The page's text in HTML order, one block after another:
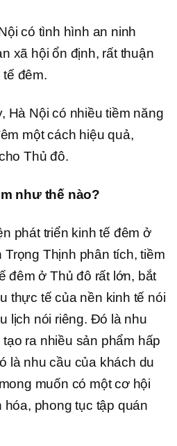
có tình hình an ninh
xã hội ổn định, rất thuận
tế đêm.
Hà Nội có nhiều tiềm năng
một cách hiệu quả,
Thủ đô.
như thế nào?
phát triển kinh tế đêm ở
Thịnh phân tích, tiềm
đêm ở Thủ đô rất lớn, bắt
thực tế của nền kinh tế nói
lịch nói riêng. Đó là nhu
ra nhiều sản phẩm hấp
là nhu cầu của khách du
muốn có một cơ hội
phong tục tập quán